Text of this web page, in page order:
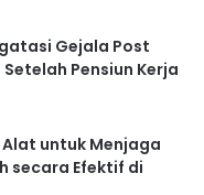
Gejala Post
Pensiun Kerja
untuk Menjaga
secara Efektif di